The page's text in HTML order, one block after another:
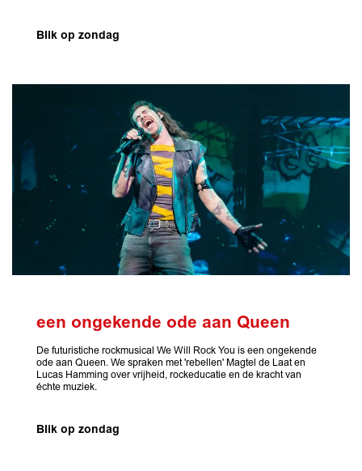
Blik op zondag
een ongekende ode aan Queen
De futuristiche rockmusical We Will Rock You is een ongekende
ode aan Queen. We spraken met 'rebellen' Magtel de Laat en
Lucas Hamming over vrijheid, rockeducatie en de kracht van
échte muziek.
Blik op zondag